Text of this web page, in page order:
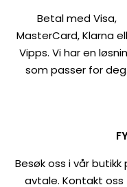
Betal med Visa,
MasterCard, Klarna
Vipps. Vi har en
som passer for deg.
Besøk oss i vår
avtale. Kontakt